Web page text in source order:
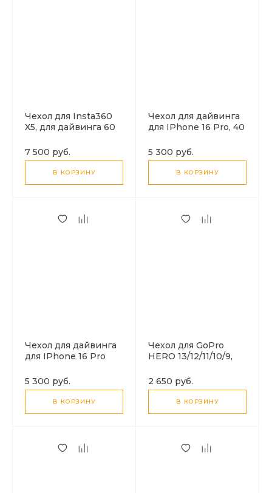
Чехол для Insta360
X5, для дайвинга 60
крепление на
площадку с болтом,
PULUZ
7 500 руб.
В КОРЗИНУ
Чехол для дайвинга
для IPhone 16 Pro, 40
вакуумный, PULUZ
5 300 руб.
В КОРЗИНУ
Чехол для дайвинга
для IPhone 16 Pro
погружение,
вакуумный, PULUZ
5 300 руб.
В КОРЗИНУ
Чехол для GoPro
HERO 13/12/11/10/9,
погружение,
вакуумный, PULUZ
2 650 руб.
В КОРЗИНУ